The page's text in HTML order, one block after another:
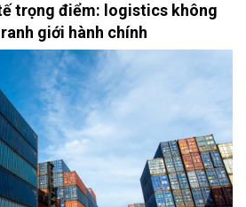
trọng điểm: logistics không
giới hành chính